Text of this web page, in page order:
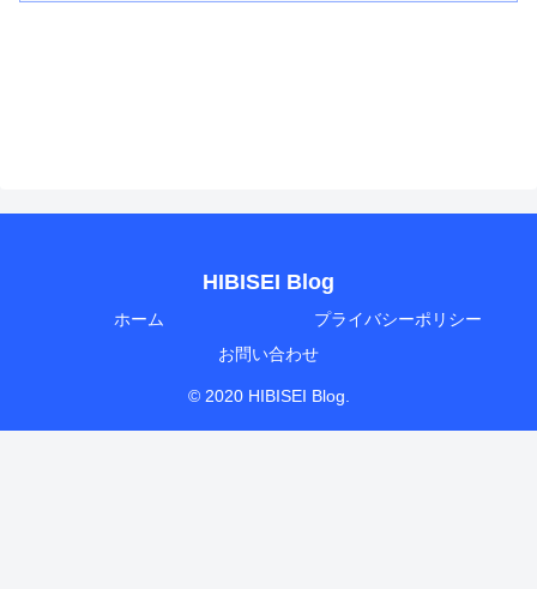
HIBISEI Blog
ホーム
プライバシーポリシー
お問い合わせ
© 2020 HIBISEI Blog.